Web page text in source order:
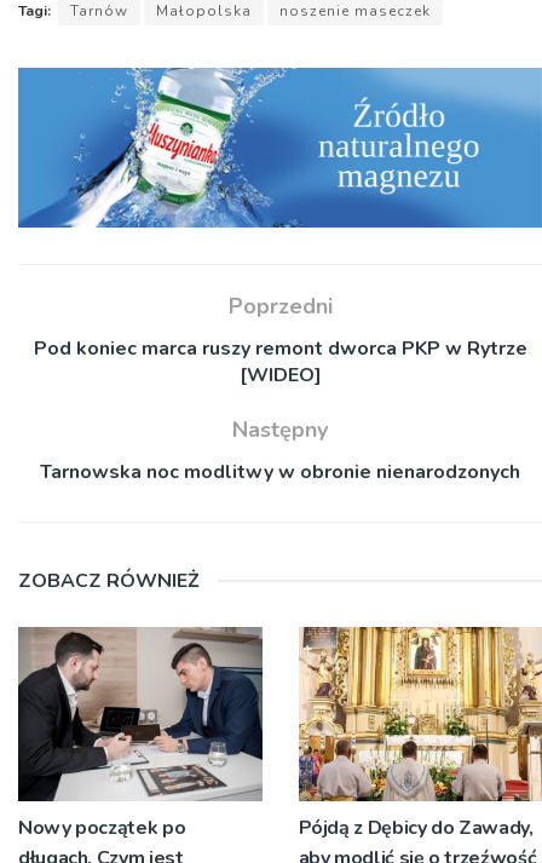
Tagi: Tarnów Małopolska noszenie maseczek
Poprzedni
Pod koniec marca ruszy remont dworca PKP w Rytrze
[WIDEO]
Następny
Tarnowska noc modlitwy w obronie nienarodzonych
ZOBACZ RÓWNIEŻ
Nowy początek po
Pójdą z Dębicy do Zawady,